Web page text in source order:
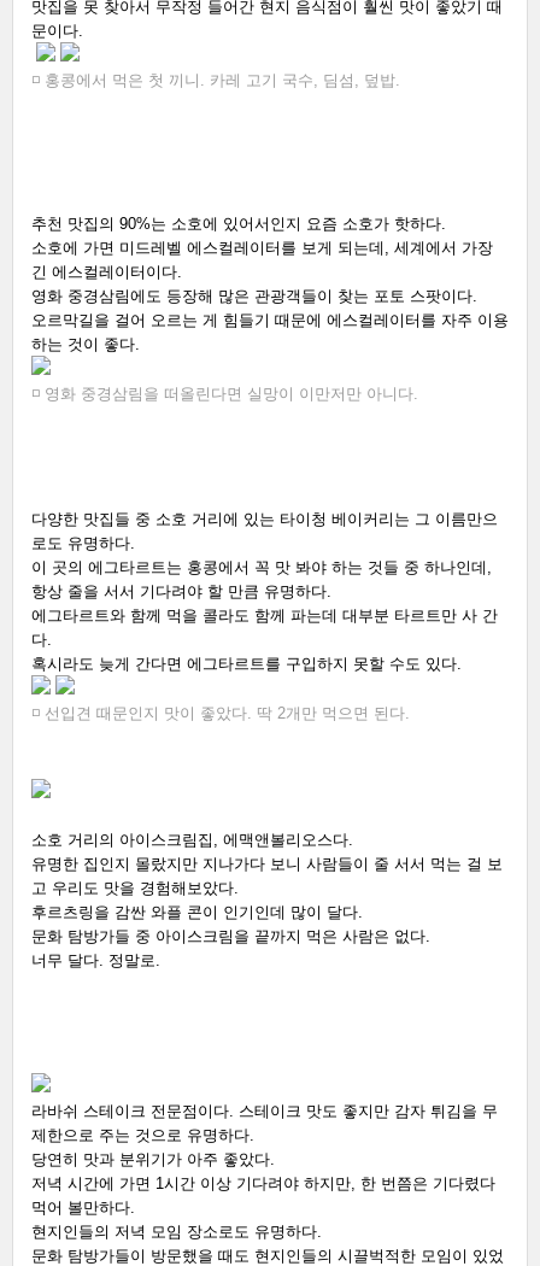
맛집을 못 찾아서 무작정 들어간 현지 음식점이 훨씬 맛이 좋았기 때
문이다.
◽ 홍콩에서 먹은 첫 끼니. 카레 고기 국수, 딤섬, 덮밥.
추천 맛집의 90%는 소호에 있어서인지 요즘 소호가 핫하다.
소호에 가면 미드레벨 에스컬레이터를 보게 되는데, 세계에서 가장
긴 에스컬레이터이다.
영화 중경삼림에도 등장해 많은 관광객들이 찾는 포토 스팟이다.
오르막길을 걸어 오르는 게 힘들기 때문에 에스컬레이터를 자주 이용
하는 것이 좋다.
◽ 영화 중경삼림을 떠올린다면 실망이 이만저만 아니다.
다양한 맛집들 중 소호 거리에 있는 타이청 베이커리는 그 이름만으
로도 유명하다.
이 곳의 에그타르트는 홍콩에서 꼭 맛 봐야 하는 것들 중 하나인데,
항상 줄을 서서 기다려야 할 만큼 유명하다.
에그타르트와 함께 먹을 콜라도 함께 파는데 대부분 타르트만 사 간
다.
혹시라도 늦게 간다면 에그타르트를 구입하지 못할 수도 있다.
◽ 선입견 때문인지 맛이 좋았다. 딱 2개만 먹으면 된다.
소호 거리의 아이스크림집, 에맥앤볼리오스다.
유명한 집인지 몰랐지만 지나가다 보니 사람들이 줄 서서 먹는 걸 보
고 우리도 맛을 경험해보았다.
후르츠링을 감싼 와플 콘이 인기인데 많이 달다.
문화 탐방가들 중 아이스크림을 끝까지 먹은 사람은 없다.
너무 달다. 정말로.
라바쉬 스테이크 전문점이다. 스테이크 맛도 좋지만 감자 튀김을 무
제한으로 주는 것으로 유명하다.
당연히 맛과 분위기가 아주 좋았다.
저녁 시간에 가면 1시간 이상 기다려야 하지만, 한 번쯤은 기다렸다
먹어 볼만하다.
현지인들의 저녁 모임 장소로도 유명하다.
문화 탐방가들이 방문했을 때도 현지인들의 시끌벅적한 모임이 있었